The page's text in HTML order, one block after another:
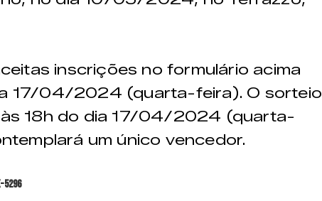
inscrições no formulário acima
17/04/2024 (quarta-feira). O sorteio
às 18h do dia 17/04/2024 (quarta-
um único vencedor.
5296